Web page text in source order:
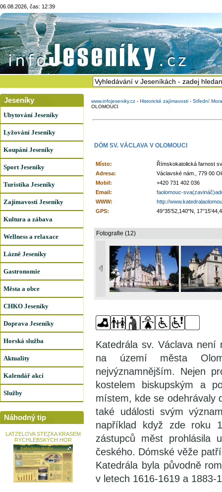
06.08.2026, čas: 12:39
Jeseníky
Ubytování Jeseníky
Lyžování Jeseníky
Koupání Jeseníky
Sport Jeseníky
Turistika Jeseníky
Zajímavosti Jeseníky
Kultura a zábava
Wellness a relaxace
Lázně Jeseníky
Gastronomie
Města a obce
CHKO Jeseníky
Doprava Jeseníky
Horská služba
Aktuality
Kalendář akcí
Služby
Náhodný tip
LATZELOVA STEZKA KRASEM
RYCHLEBSKÝCH HOR
www.infojeseniky.cz - Historické zajímavosti - Střední
OLOMOUCI
DÓM SV. VÁCLAVA V OLOMOUCI
Místo:
Římskokatolická farnost
Adresa:
Václavské nám., 779 00
Mobil:
+420 731 402 036
Email:
faolomouc-
WWW:
http://
GPS:
49°35'52,140"N,
Fotografie (12)
Katedrála sv. Václava
na území města
nejvýznamnějším. Nejen
kostelem biskupským a
místem, kde se odehrávaly
také události svým
například když zde roku
zástupců měst prohlásila
českého. Dómské věže
Katedrála byla původně
v letech 1616-1619 a 1883-